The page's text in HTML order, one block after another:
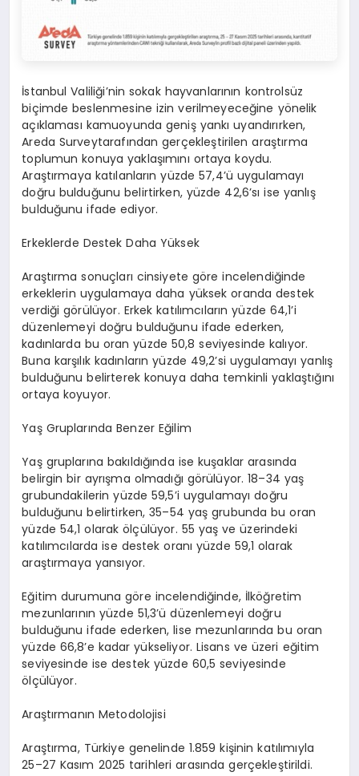
İstanbul Valiliği’nin sokak hayvanlarının kontrolsüz
biçimde beslenmesine izin verilmeyeceğine yönelik
açıklaması kamuoyunda geniş yankı uyandırırken,
Areda Surveytarafından gerçekleştirilen araştırma
toplumun konuya yaklaşımını ortaya koydu.
Araştırmaya katılanların yüzde 57,4’ü uygulamayı
doğru bulduğunu belirtirken, yüzde 42,6’sı ise yanlış
bulduğunu ifade ediyor.
Erkeklerde Destek Daha Yüksek
Araştırma sonuçları cinsiyete göre incelendiğinde
erkeklerin uygulamaya daha yüksek oranda destek
verdiği görülüyor. Erkek katılımcıların yüzde 64,1’i
düzenlemeyi doğru bulduğunu ifade ederken,
kadınlarda bu oran yüzde 50,8 seviyesinde kalıyor.
Buna karşılık kadınların yüzde 49,2’si uygulamayı yanlış
bulduğunu belirterek konuya daha temkinli yaklaştığını
ortaya koyuyor.
Yaş Gruplarında Benzer Eğilim
Yaş gruplarına bakıldığında ise kuşaklar arasında
belirgin bir ayrışma olmadığı görülüyor. 18–34 yaş
grubundakilerin yüzde 59,5’i uygulamayı doğru
bulduğunu belirtirken, 35–54 yaş grubunda bu oran
yüzde 54,1 olarak ölçülüyor. 55 yaş ve üzerindeki
katılımcılarda ise destek oranı yüzde 59,1 olarak
araştırmaya yansıyor.
Eğitim durumuna göre incelendiğinde, İlköğretim
mezunlarının yüzde 51,3’ü düzenlemeyi doğru
bulduğunu ifade ederken, lise mezunlarında bu oran
yüzde 66,8’e kadar yükseliyor. Lisans ve üzeri eğitim
seviyesinde ise destek yüzde 60,5 seviyesinde
ölçülüyor.
Araştırmanın Metodolojisi
Araştırma, Türkiye genelinde 1.859 kişinin katılımıyla
25–27 Kasım 2025 tarihleri arasında gerçekleştirildi.